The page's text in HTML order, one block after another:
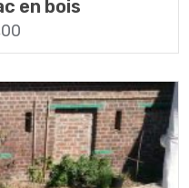
en bois